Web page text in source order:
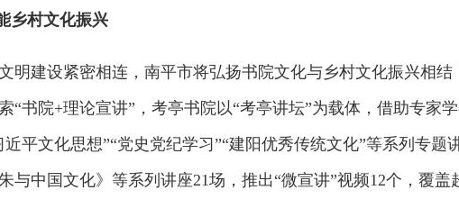
乡村文化振兴
明建设紧密相连，南平市将弘扬书院文化与乡村文化振兴相结
“书院+理论宣讲”，考亭书院以“考亭讲坛”为载体，借助专家
平文化思想”“党史党纪学习”“建阳优秀传统文化”等系列专题
与中国文化》等系列讲座21场，推出“微宣讲”视频12个，覆盖